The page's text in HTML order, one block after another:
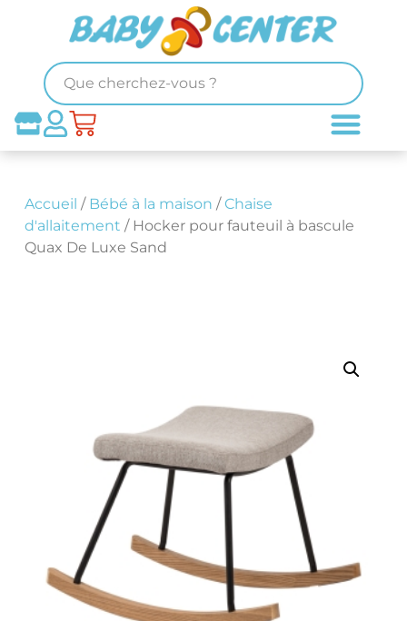
Accueil / Bébé à la maison /Chaise
d'allaitement / Hocker pour fauteuil à bascule
Quax De Luxe Sand